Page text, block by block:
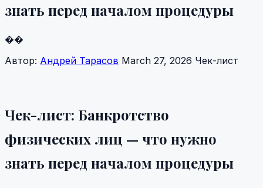
знать перед началом процедуры
��
Автор: Андрей Тарасов March 27, 2026 Чек-лист
Чек-лист: Банкротство
физических лиц — что нужно
знать перед началом процедуры